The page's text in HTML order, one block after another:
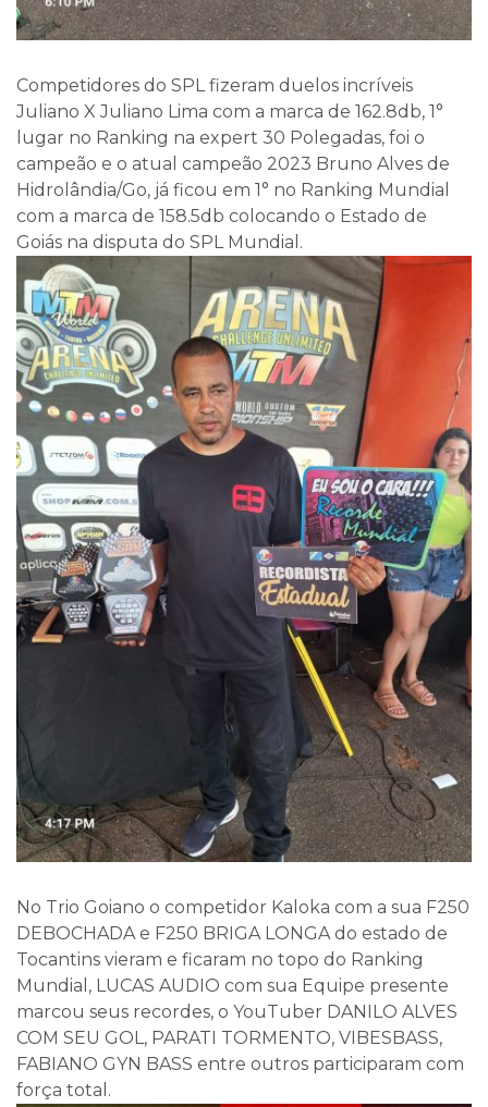
Competidores do SPL fizeram duelos incríveis
Juliano X Juliano Lima com a marca de 162.8db, 1°
lugar no Ranking na expert 30 Polegadas, foi o
campeão e o atual campeão 2023 Bruno Alves de
Hidrolândia/Go, já ficou em 1° no Ranking Mundial
com a marca de 158.5db colocando o Estado de
Goiás na disputa do SPL Mundial.
No Trio Goiano o competidor Kaloka com a sua F250
DEBOCHADA e F250 BRIGA LONGA do estado de
Tocantins vieram e ficaram no topo do Ranking
Mundial, LUCAS AUDIO com sua Equipe presente
marcou seus recordes, o YouTuber DANILO ALVES
COM SEU GOL, PARATI TORMENTO, VIBESBASS,
FABIANO GYN BASS entre outros participaram com
força total.